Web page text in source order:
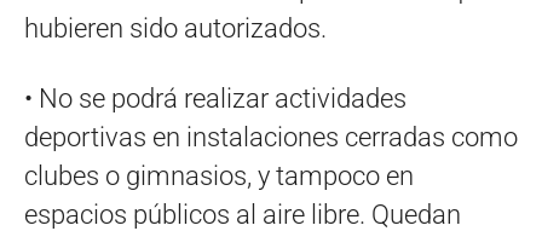
hubieren sido autorizados.
• No se podrá realizar actividades
deportivas en instalaciones cerradas como
clubes o gimnasios, y tampoco en
espacios públicos al aire libre. Quedan